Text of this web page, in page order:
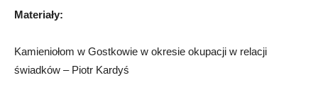
Materiały:
Kamieniołom w Gostkowie w okresie okupacji w relacji
świadków – Piotr Kardyś